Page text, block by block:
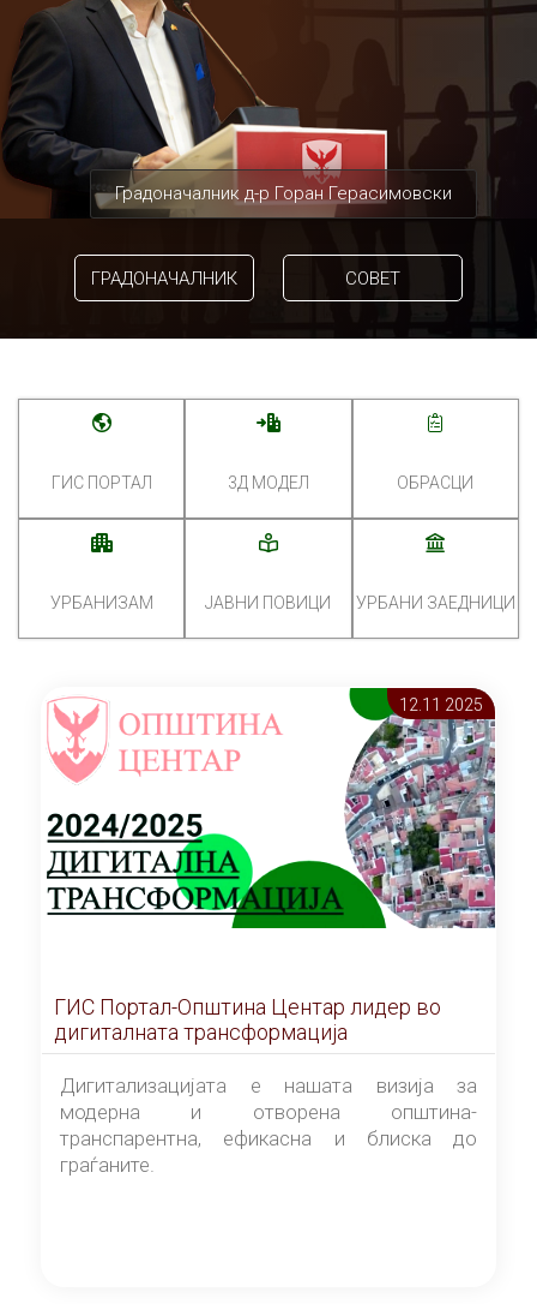
Градоначалник д-р Горан Герасимовски
ГРАДОНАЧАЛНИК СОВЕТ
ГИС ПОРТАЛ 3Д МОДЕЛ ОБРАСЦИ
УРБАНИЗАМ ЈАВНИ ПОВИЦИ УРБАНИ ЗАЕДНИЦИ
12.11 2025
ГИС Портал-Општина Центар лидер во
дигиталната трансформација
Дигитализацијата е нашата визија за
модерна и отворена општина-
транспарентна, ефикасна и блиска до
граѓаните.